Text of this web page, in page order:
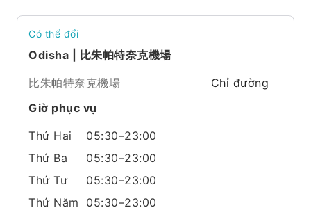
Có thể đổi
Odisha | 比朱帕特奈克機場
比朱帕特奈克機場
Chỉ đường
Giờ phục vụ
Thứ Hai
05:30–23:00
Thứ Ba
05:30–23:00
Thứ Tư
05:30–23:00
Thứ Năm
05:30–23:00